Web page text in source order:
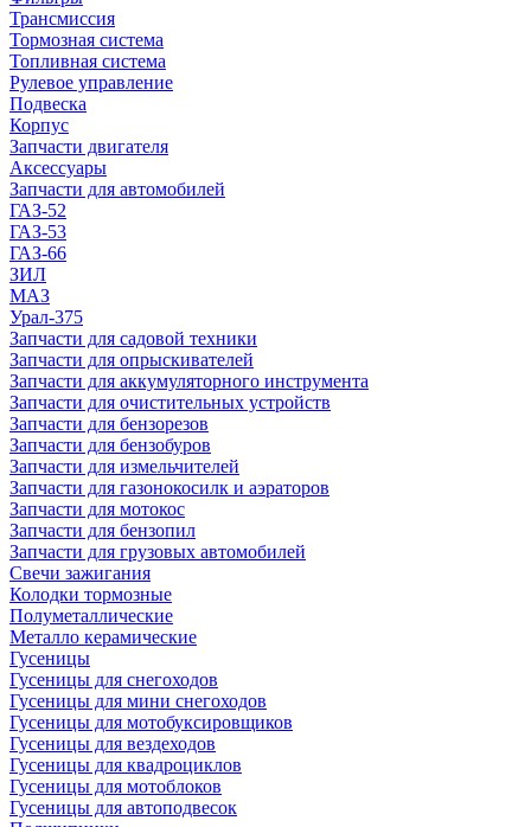
Трансмиссия
Тормозная система
Топливная система
Рулевое управление
Подвеска
Корпус
Запчасти двигателя
Аксессуары
Запчасти для автомобилей
ГАЗ-52
ГАЗ-53
ГАЗ-66
ЗИЛ
МАЗ
Урал-375
Запчасти для садовой техники
Запчасти для опрыскивателей
Запчасти для аккумуляторного инструмента
Запчасти для очистительных устройств
Запчасти для бензорезов
Запчасти для бензобуров
Запчасти для измельчителей
Запчасти для газонокосилк и аэраторов
Запчасти для мотокос
Запчасти для бензопил
Запчасти для грузовых автомобилей
Свечи зажигания
Колодки тормозные
Полуметаллические
Металло керамические
Гусеницы
Гусеницы для снегоходов
Гусеницы для мини снегоходов
Гусеницы для мотобуксировщиков
Гусеницы для вездеходов
Гусеницы для квадроциклов
Гусеницы для мотоблоков
Гусеницы для автоподвесок